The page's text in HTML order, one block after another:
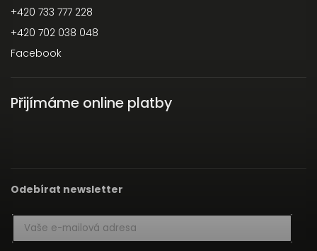
+420 733 777 228
+420 702 038 048
Facebook
Přijímáme online platby
Odebírat newsletter